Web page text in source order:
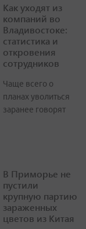
Как уходят из
компаний во
Владивостоке:
статистика и
откровения
сотрудников
Чаще всего о
планах уволиться
заранее говорят
В Приморье не
пустили
крупную партию
зараженных
цветов из Китая